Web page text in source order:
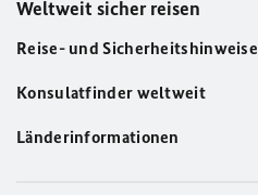
Weltweit sicher reisen
Reise- und Sicherheitshinweise
Konsulatfinder weltweit
Länderinformationen